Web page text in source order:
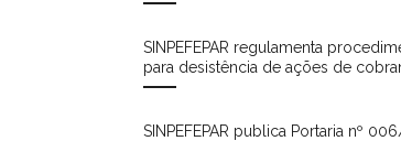
SINPEFEPAR regulamenta
para desistência de ações de
SINPEFEPAR publica Portaria nº